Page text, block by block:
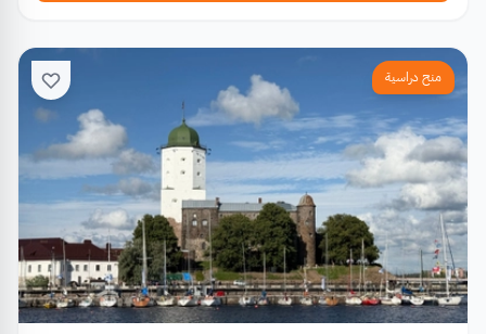
منح دراسية